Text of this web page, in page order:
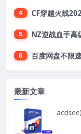
4
5 NZ逆战血手高
6 百度网盘不限
最新文章
acdsee